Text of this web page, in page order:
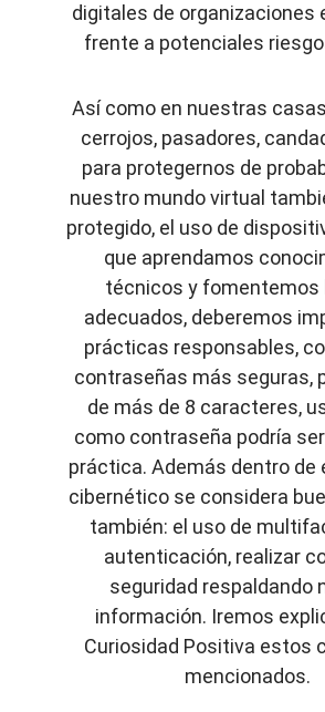
digitales de organizaciones
frente a potenciales
Así como en nuestras
cerrojos, pasadores,
para protegernos de
nuestro mundo virtual
protegido, el uso de
que aprendamos
técnicos y fomentemos
adecuados, deberemos
prácticas responsables,
contraseñas más seguras,
de más de 8 caracteres,
como contraseña podría
práctica. Además dentro de
cibernético se considera
también: el uso de
autenticación, realizar
seguridad respaldando
información. Iremos
Curiosidad Positiva estos
mencionados.